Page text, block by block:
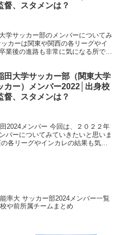
督、スタメンは？
学サッカー部のメンバーについてみ
カーは関東や関西の各リーグやイ
業後の進路も非常に気になる所です
田大学サッカー部（関東大学
カー）メンバー2022│出身校
督、スタメンは？
2024メンバー 今回は、２０２２年
バーについてみていきたいと思いま
各リーグやインカレの結果も気に
率大 サッカー部2024メンバー一覧
や前所属チームまとめ